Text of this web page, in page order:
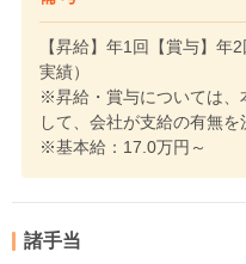
【昇給】年1回【賞与】
実績）
※昇給・賞与については、
して、会社が支給の有無を
※基本給：17.0万円～
諸手当